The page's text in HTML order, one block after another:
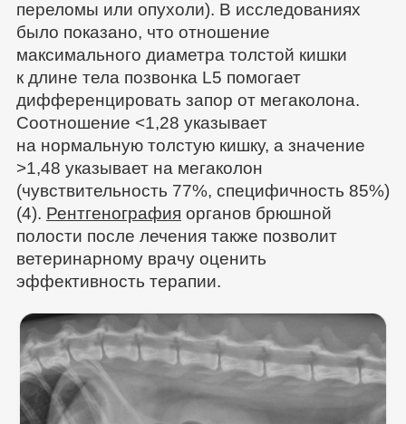
переломы или опухоли). В исследованиях
было показано, что отношение
максимального диаметра толстой кишки
к длине тела позвонка L5 помогает
дифференцировать запор от мегаколона.
Соотношение <1,28 указывает
на нормальную толстую кишку, а значение
>1,48 указывает на мегаколон
(чувствительность 77%, специфичность 85%)
(4). Рентгенография органов брюшной
полости после лечения также позволит
ветеринарному врачу оценить
эффективность терапии.